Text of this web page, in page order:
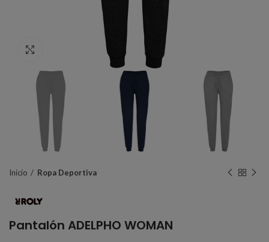
Inicio Ropa Deportiva
Pantalón ADELPHO WOMAN